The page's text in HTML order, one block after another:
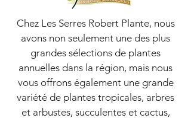
Chez Les Serres Robert Plante, nous
avons non seulement une des plus
grandes sélections de plantes
annuelles dans la région, mais nous
vous offrons également une grande
variété de plantes tropicales, arbres
et arbustes, succulentes et cactus,